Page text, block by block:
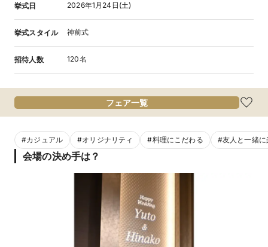
挙式日 2026年1月24日(土)
挙式スタイル 神前式
招待人数 120名
フェア一覧
#カジュアル #オリジナリティ #料理にこだわる #友人と一緒に
会場の決め手は？